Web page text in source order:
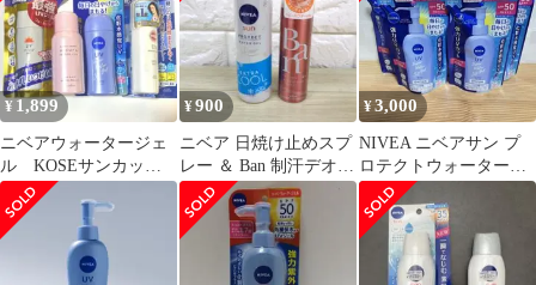
¥1,899
ニベアウォータージェ
ル KOSEサンカッ
ト 他
¥900
ニベア 日焼け止めスプ
レー ＆ Ban 制汗デオド
ラント セット 未使用品
¥3,000
NIVEA ニベアサン プ
ロテクトウォータージ
ェル 詰替用 125g 5個セ
ット